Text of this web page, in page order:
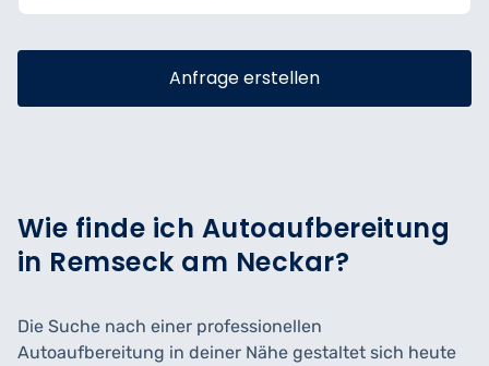
Anfrage erstellen
Wie finde ich Autoaufbereitung
in Remseck am Neckar?
Die Suche nach einer professionellen
Autoaufbereitung in deiner Nähe gestaltet sich heute